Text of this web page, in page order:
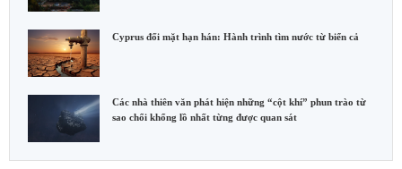
Cyprus đối mặt hạn hán: Hành trình tìm nước từ biển cả
Các nhà thiên văn phát hiện những “cột khí” phun trào từ
sao chổi khổng lồ nhất từng được quan sát